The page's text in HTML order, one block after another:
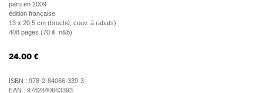
paru en 2009
édition française
13 x 20,5 cm (broché, couv. à rabats)
408 pages (70 ill. n&b)
24.00 €
ISBN : 978-2-84066-339-3
EAN : 9782840663393